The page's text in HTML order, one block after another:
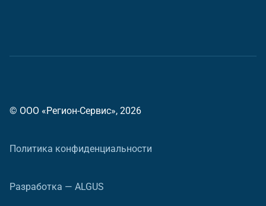
© ООО «Регион-Сервис», 2026
Политика конфиденциальности
Разработка — ALGUS